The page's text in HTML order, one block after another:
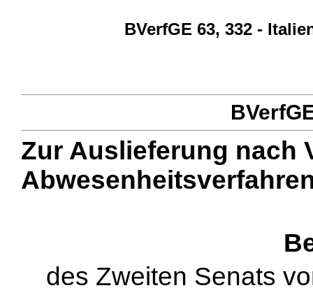
BVerfGE 63, 332 -
Zur Auslieferung nach
des Zweiten Senats